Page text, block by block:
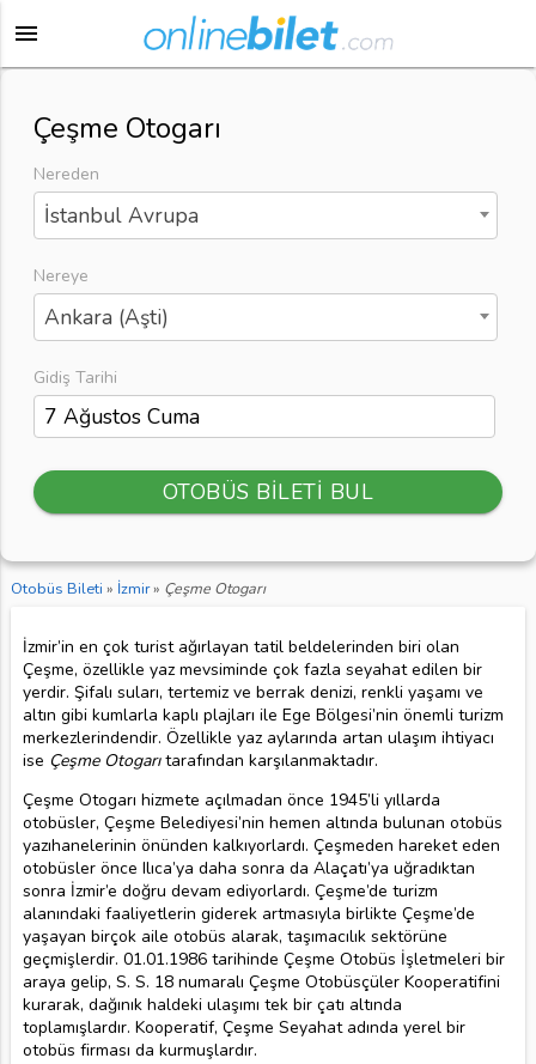
menu
Çeşme Otogarı
Nereden
İstanbul Avrupa
Nereye
Ankara (Aşti)
Gidiş Tarihi
OTOBÜS BİLETİ BUL
Otobüs Bileti » İzmir» Çeşme Otogarı
İzmir’in en çok turist ağırlayan tatil beldelerinden biri olan
Çeşme, özellikle yaz mevsiminde çok fazla seyahat edilen bir
yerdir. Şifalı suları, tertemiz ve berrak denizi, renkli yaşamı ve
altın gibi kumlarla kaplı plajları ile Ege Bölgesi’nin önemli turizm
merkezlerindendir. Özellikle yaz aylarında artan ulaşım ihtiyacı
ise Çeşme Otogarıtarafından karşılanmaktadır.
Çeşme Otogarı hizmete açılmadan önce 1945’li yıllarda
otobüsler, Çeşme Belediyesi’nin hemen altında bulunan otobüs
yazıhanelerinin önünden kalkıyorlardı. Çeşmeden hareket eden
otobüsler önce Ilıca’ya daha sonra da Alaçatı’ya uğradıktan
sonra İzmir’e doğru devam ediyorlardı. Çeşme’de turizm
alanındaki faaliyetlerin giderek artmasıyla birlikte Çeşme’de
yaşayan birçok aile otobüs alarak, taşımacılık sektörüne
geçmişlerdir. 01.01.1986 tarihinde Çeşme Otobüs İşletmeleri bir
araya gelip, S. S. 18 numaralı Çeşme Otobüsçüler Kooperatifini
kurarak, dağınık haldeki ulaşımı tek bir çatı altında
toplamışlardır. Kooperatif, Çeşme Seyahat adında yerel bir
otobüs firması da kurmuşlardır.